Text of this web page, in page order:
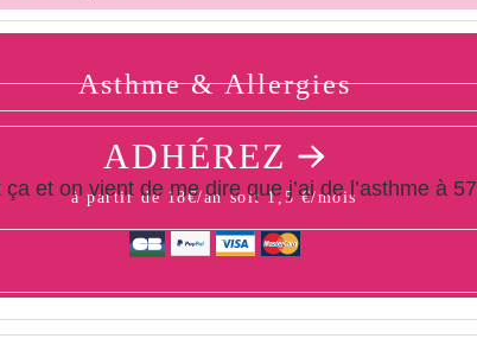
ça et on vient de me dire que j’ai de l’asthme à
Asthme & Allergies
ADHÉREZ
à partir de 18€/an soit 1,5 €/mois